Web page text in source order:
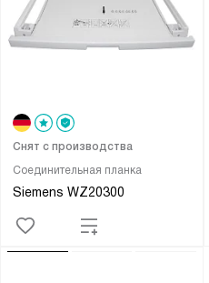
Соединительная планка
Siemens WZ20300
Снят с производства